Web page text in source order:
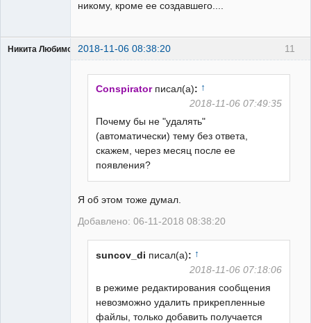
никому, кроме ее создавшего....
11
Никита Любимов 2018-11-06 08:38:20
Conspirator писал(а): ↑
2018-11-06 07:49:35
Почему бы не "удалять"
(автоматически) тему без ответа,
скажем, через месяц после ее
появления?
Я об этом тоже думал.
Добавлено: 06-11-2018 08:38:20
suncov_di писал(а): ↑
2018-11-06 07:18:06
в режиме редактирования сообщения
невозможно удалить прикрепленные
файлы, только добавить получается